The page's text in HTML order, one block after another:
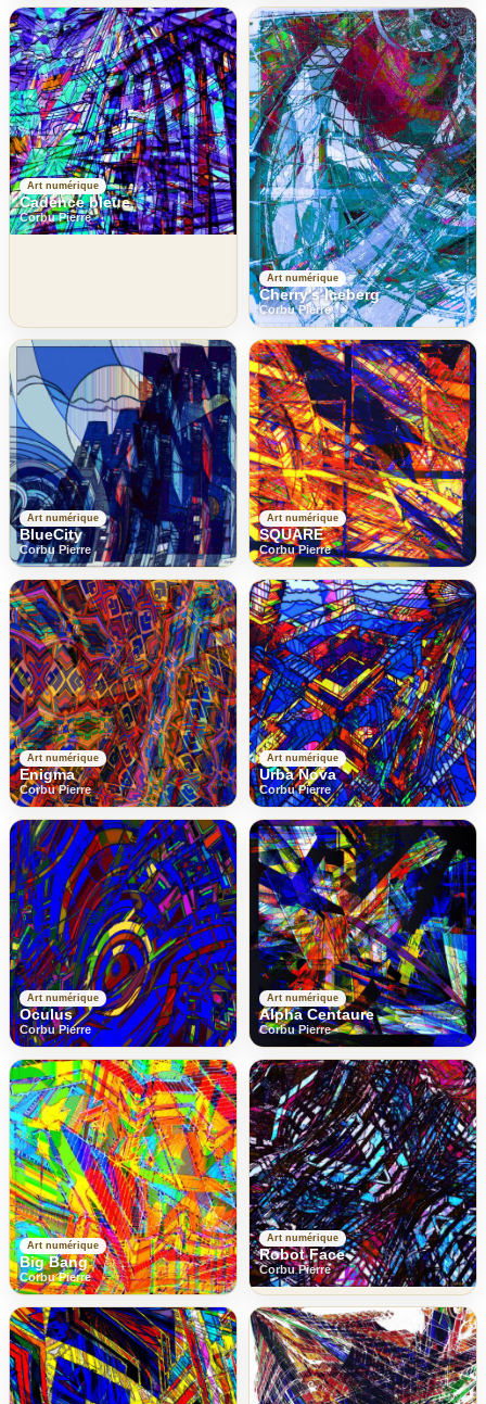
Art numérique
Cadence bleue
Corbu Pierre
Art numérique
Cherry's Iceberg
Corbu Pierre
Art numérique
BlueCity
Corbu Pierre
Art numérique
SQUARE
Corbu Pierre
Art numérique
Enigma
Corbu Pierre
Art numérique
Urba Nova
Corbu Pierre
Art numérique
Oculus
Corbu Pierre
Art numérique
Alpha Centaure
Corbu Pierre
Art numérique
Big Bang
Corbu Pierre
Art numérique
Robot Face
Corbu Pierre